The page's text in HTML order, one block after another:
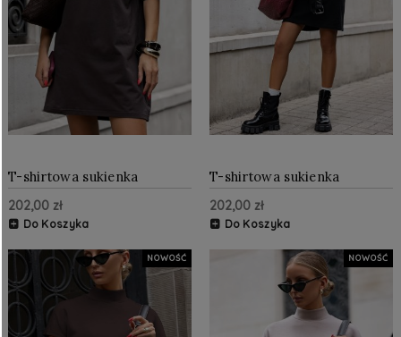
T-shirtowa sukienka
oversize Czekoladowa
202,00 zł
Do Koszyka
T-shirtowa sukienka
oversize Czarna
202,00 zł
Do Koszyka
NOWOŚĆ NOWOŚĆ